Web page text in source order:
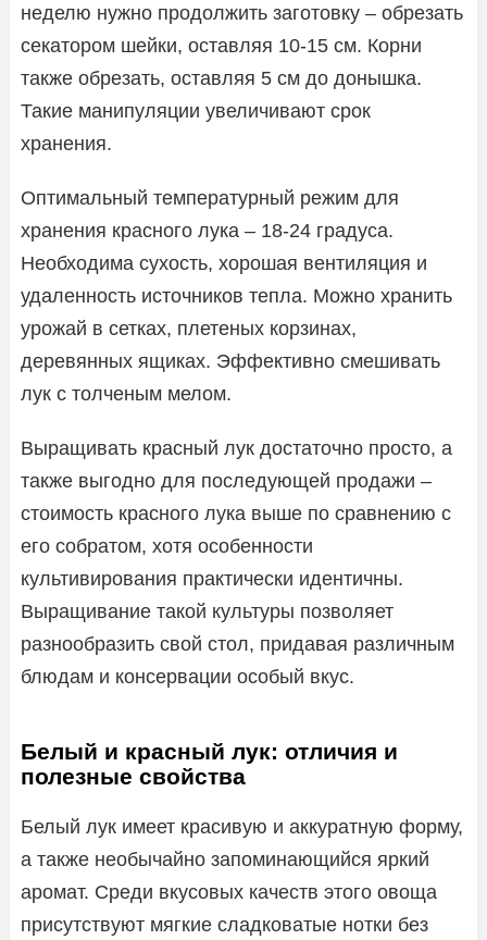
неделю нужно продолжить заготовку – обрезать
секатором шейки, оставляя 10-15 см. Корни
также обрезать, оставляя 5 см до донышка.
Такие манипуляции увеличивают срок
хранения.
Оптимальный температурный режим для
хранения красного лука – 18-24 градуса.
Необходима сухость, хорошая вентиляция и
удаленность источников тепла. Можно хранить
урожай в сетках, плетеных корзинах,
деревянных ящиках. Эффективно смешивать
лук с толченым мелом.
Выращивать красный лук достаточно просто, а
также выгодно для последующей продажи –
стоимость красного лука выше по сравнению с
его собратом, хотя особенности
культивирования практически идентичны.
Выращивание такой культуры позволяет
разнообразить свой стол, придавая различным
блюдам и консервации особый вкус.
Белый и красный лук: отличия и
полезные свойства
Белый лук имеет красивую и аккуратную форму,
а также необычайно запоминающийся яркий
аромат. Среди вкусовых качеств этого овоща
присутствуют мягкие сладковатые нотки без